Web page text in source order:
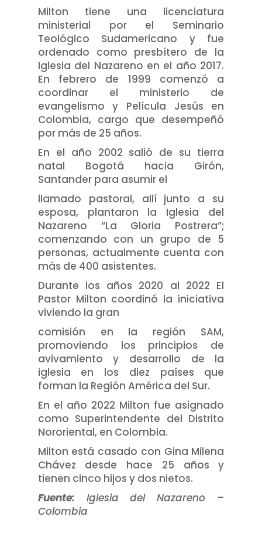
Milton tiene una licenciatura
ministerial por el Seminario
Teológico Sudamericano y fue
ordenado como presbítero de la
Iglesia del Nazareno en el año 2017.
En febrero de 1999 comenzó a
coordinar el ministerio de
evangelismo y Película Jesús en
Colombia, cargo que desempeñó
por más de 25 años.
En el año 2002 salió de su tierra
natal Bogotá hacia Girón,
Santander para asumir el
llamado pastoral, allí junto a su
esposa, plantaron la Iglesia del
Nazareno “La Gloria Postrera”;
comenzando con un grupo de 5
personas, actualmente cuenta con
más de 400 asistentes.
Durante los años 2020 al 2022 El
Pastor Milton coordinó la iniciativa
viviendo la gran
comisión en la región SAM,
promoviendo los principios de
avivamiento y desarrollo de la
iglesia en los diez países que
forman la Región América del Sur.
En el año 2022 Milton fue asignado
como Superintendente del Distrito
Nororiental, en Colombia.
Milton está casado con Gina Milena
Chávez desde hace 25 años y
tienen cinco hijos y dos nietos.
Fuente: Iglesia del Nazareno –
Colombia